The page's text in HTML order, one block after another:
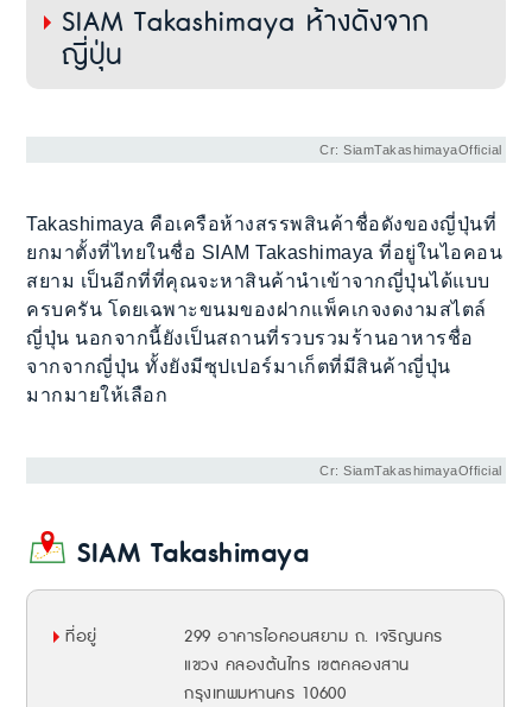
SIAM Takashimaya ห้างดังจาก
ญี่ปุ่น
Cr: SiamTakashimayaOfficial
Takashimaya คือเครือห้างสรรพสินค้าชื่อดังของญี่ปุ่นที่
ยกมาตั้งที่ไทยในชื่อ SIAM Takashimaya ที่อยู่ในไอคอน
สยาม เป็นอีกที่ที่คุณจะหาสินค้านำเข้าจากญี่ปุ่นได้แบบ
ครบครัน โดยเฉพาะขนมของฝากแพ็คเกจงดงามสไตล์
ญี่ปุ่น นอกจากนี้ยังเป็นสถานที่รวบรวมร้านอาหารชื่อ
จากจากญี่ปุ่น ทั้งยังมีซุปเปอร์มาเก็ตที่มีสินค้าญี่ปุ่น
มากมายให้เลือก
Cr: SiamTakashimayaOfficial
SIAM Takashimaya
ที่อยู่
299 อาคารไอคอนสยาม ถ. เจริญนคร
แขวง คลองต้นไทร เขตคลองสาน
กรุงเทพมหานคร 10600